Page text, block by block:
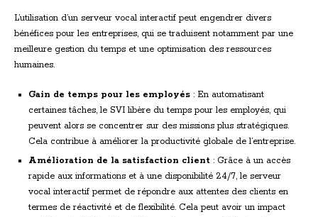
L’utilisation d’un serveur vocal interactif peut engendrer divers
bénéfices pour les entreprises, qui se traduisent notamment par une
meilleure gestion du temps et une optimisation des ressources
humaines.
Gain de temps pour les employés : En automatisant
certaines tâches, le SVI libère du temps pour les employés, qui
peuvent alors se concentrer sur des missions plus stratégiques.
Cela contribue à améliorer la productivité globale de l’entreprise.
Amélioration de la satisfaction client : Grâce à un accès
rapide aux informations et à une disponibilité 24/7, le serveur
vocal interactif permet de répondre aux attentes des clients en
termes de réactivité et de flexibilité. Cela peut avoir un impact